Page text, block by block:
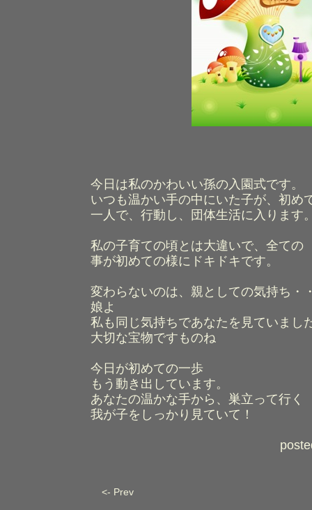
今日は私のかわいい孫の入園式です。
いつも温かい手の中にいた子が、初め
一人で、行動し、団体生活に入ります
私の子育ての頃とは大違いで、全ての
事が初めての様にドキドキです。
変わらないのは、親としての気持ち・
娘よ
私も同じ気持ちであなたを見ていまし
大切な宝物ですものね
今日が初めての一歩
もう動き出しています。
あなたの温かな手から、巣立って行く
我が子をしっかり見ていて！
<- Prev